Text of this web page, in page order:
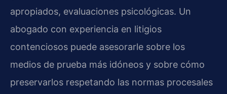
apropiados, evaluaciones psicológicas. Un
abogado con experiencia en litigios
contenciosos puede asesorarle sobre los
medios de prueba más idóneos y sobre cómo
preservarlos respetando las normas procesales